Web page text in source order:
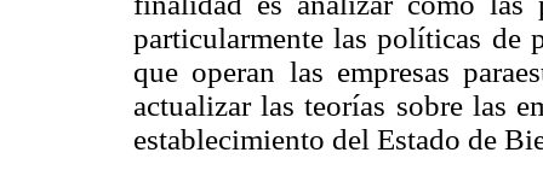
particularmente las políticas de
que operan las empresas
actualizar las teorías sobre las
establecimiento del Estado de